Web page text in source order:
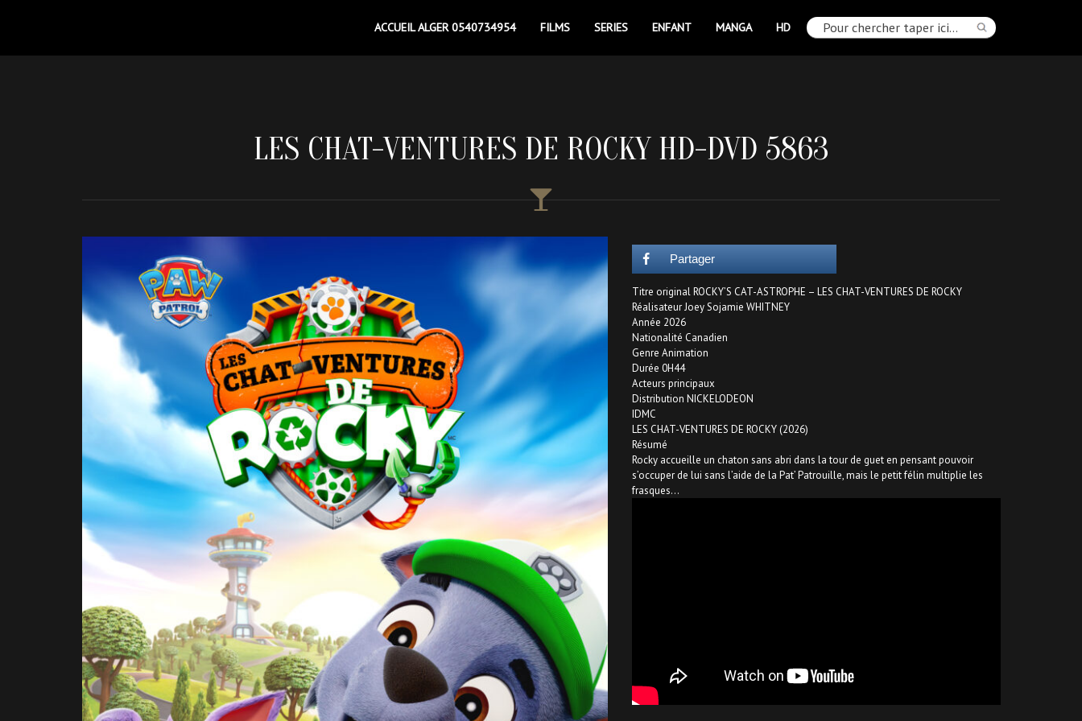
ACCUEIL ALGER 0540734954 FILMS SERIES ENFANT MANGA HD
LES CHAT-VENTURES DE ROCKY HD-DVD 5863
Partager
Titre original ROCKY’S CAT-ASTROPHE – LES CHAT-VENTURES DE ROCKY
Réalisateur Joey Sojamie WHITNEY
Année 2026
Nationalité Canadien
Genre Animation
Durée 0H44
Acteurs principaux
Distribution NICKELODEON
IDMC
LES CHAT-VENTURES DE ROCKY (2026)
Résumé
Rocky accueille un chaton sans abri dans la tour de guet en pensant pouvoir
s’occuper de lui sans l’aide de la Pat’ Patrouille, mais le petit félin multiplie les
frasques…